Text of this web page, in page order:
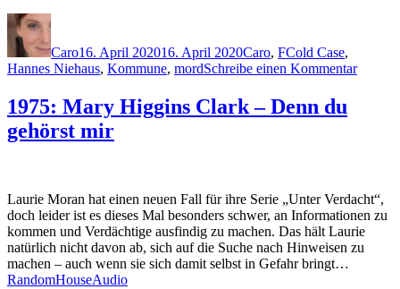
Autor
Caro16. April 202016. April 2020Caro, FCold Case,
Hannes Niehaus, Kommune, mordSchreibe einen Kommentarzu
1975: Mary Higgins Clark – Denn du
gehörst mir
Laurie Moran hat einen neuen Fall für ihre Serie „Unter Verdacht“,
doch leider ist es dieses Mal besonders schwer, an Informationen zu
kommen und Verdächtige ausfindig zu machen. Das hält Laurie
natürlich nicht davon ab, sich auf die Suche nach Hinweisen zu
machen – auch wenn sie sich damit selbst in Gefahr bringt…
RandomHouseAudio